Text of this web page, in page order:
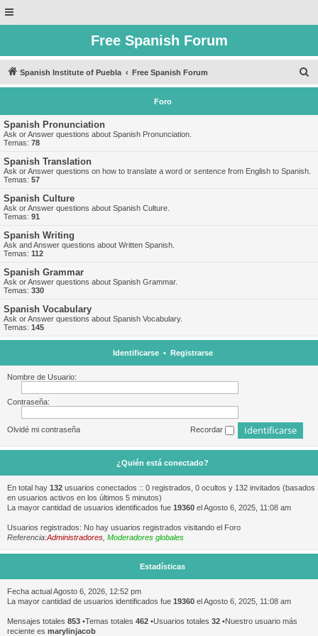
Free Spanish Forum
Spanish Institute of Puebla Free Spanish Forum
u
Foro
Spanish Pronunciation
Ask or Answer questions about Spanish Pronunciation.
Temas: 78
Spanish Translation
Ask or Answer questions on how to translate a word or sentence from English to Spanish.
Temas: 57
Spanish Culture
Ask or Answer questions about Spanish Culture.
Temas: 91
Spanish Writing
Ask and Answer questions about Written Spanish.
Temas: 112
Spanish Grammar
Ask or Answer questions about Spanish Grammar.
Temas: 330
Spanish Vocabulary
Ask or Answer questions about Spanish Vocabulary.
Temas: 145
Identificarse• Registrarse
Nombre de Usuario:
Contraseña:
Olvidé mi contraseña Recordar
¿Quién está conectado?
En total hay 132 usuarios conectados :: 0 registrados, 0 ocultos y 132 invitados (basados
en usuarios activos en los últimos 5 minutos)
La mayor cantidad de usuarios identificados fue 19360 el Agosto 6, 2025, 11:08 am
Usuarios registrados: No hay usuarios registrados visitando el Foro
Referencia:Administradores Moderadores globales
Estadísticas
Fecha actual Agosto 6, 2026, 12:52 pm
La mayor cantidad de usuarios identificados fue 19360 el Agosto 6, 2025, 11:08 am
Mensajes totales 853 •Temas totales 462 •Usuarios totales 32 •Nuestro usuario más
reciente es marylinjacob